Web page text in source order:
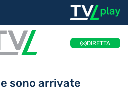
DIRETTA
sono arrivate